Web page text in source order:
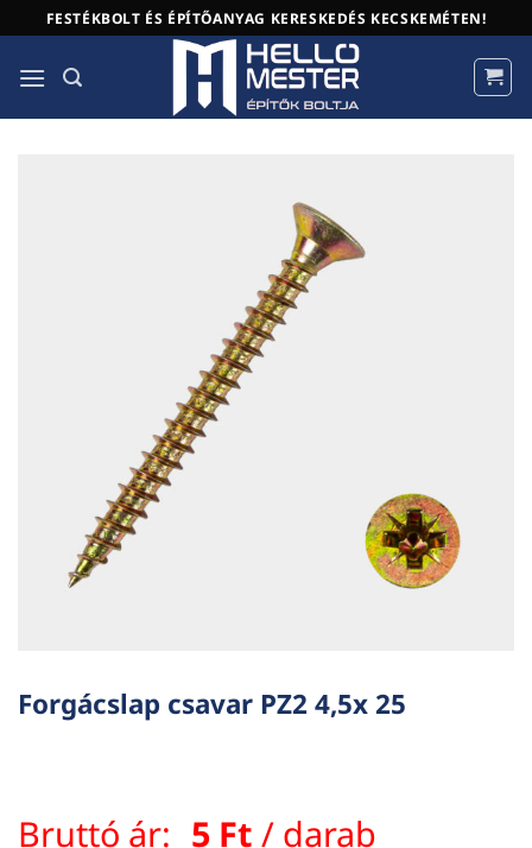
to
content
FESTÉKBOLT ÉS ÉPÍTŐANYAG KERESKEDÉS KECSKEMÉTEN!
Forgácslap csavar PZ2 4,5x 25
Bruttó ár: 5 Ft / darab